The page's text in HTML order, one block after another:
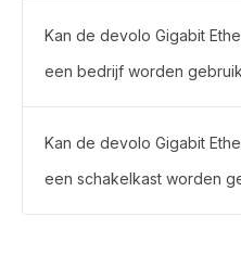
Kan de devolo Gigabit
een bedrijf worden
Kan de devolo Gigabit
een schakelkast worden